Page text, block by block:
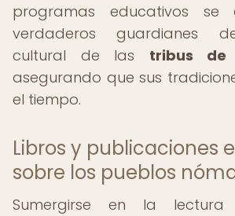
programas educativos se
verdaderos guardianes
cultural de las tribus de
asegurando que sus
el tiempo.
Libros y publicaciones
sobre los pueblos
Sumergirse en la